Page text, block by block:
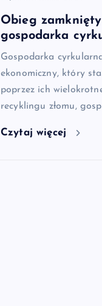
Obieg
gospodarka
Gospodarka
ekonomiczny, który
poprzez ich
recyklingu złomu,
Czytaj więcej